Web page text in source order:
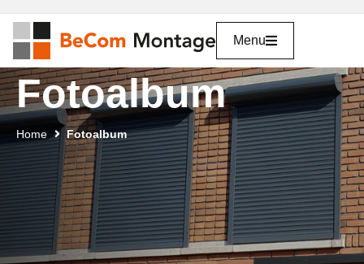
Menu
Fotoalbum
Home Fotoalbum